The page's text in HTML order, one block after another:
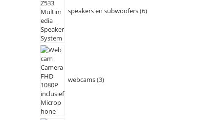
speakers en subwoofers 6
webcams 3